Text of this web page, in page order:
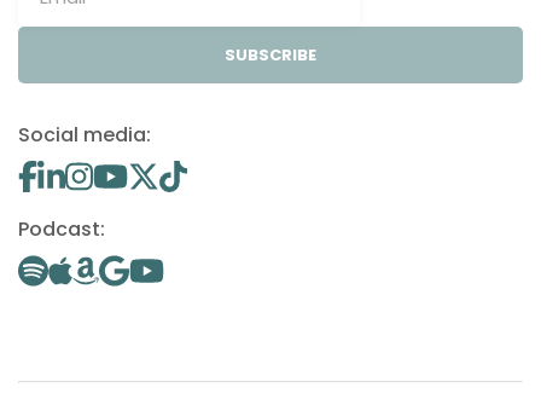
SUBSCRIBE
Social media:
Podcast: